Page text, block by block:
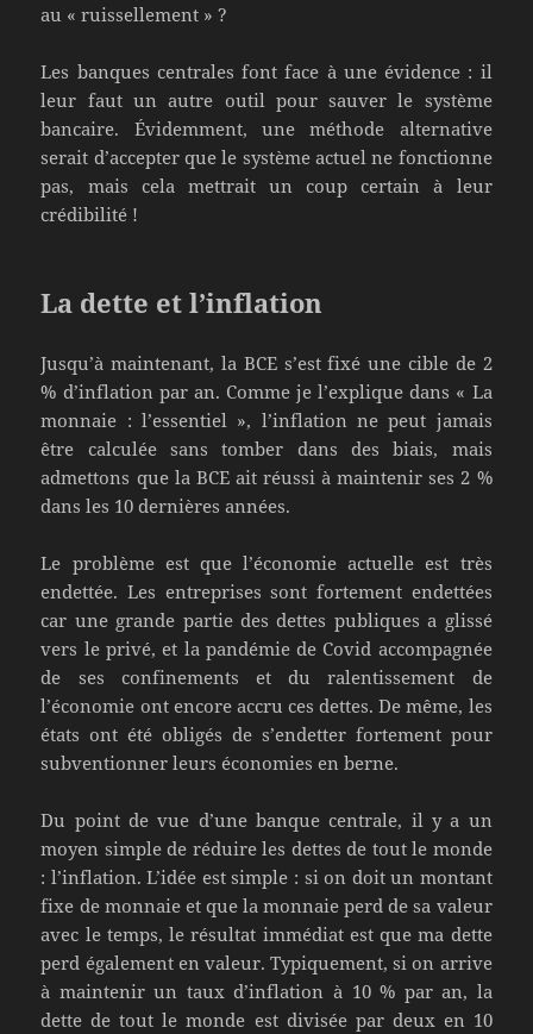
au « ruissellement » ?
Les banques centrales font face à une évidence : il
leur faut un autre outil pour sauver le système
bancaire. Évidemment, une méthode alternative
serait d’accepter que le système actuel ne fonctionne
pas, mais cela mettrait un coup certain à leur
crédibilité !
La dette et l’inflation
Jusqu’à maintenant, la BCE s’est fixé une cible de 2
% d’inflation par an. Comme je l’explique dans « La
monnaie : l’essentiel », l’inflation ne peut jamais
être calculée sans tomber dans des biais, mais
admettons que la BCE ait réussi à maintenir ses 2 %
dans les 10 dernières années.
Le problème est que l’économie actuelle est très
endettée. Les entreprises sont fortement endettées
car une grande partie des dettes publiques a glissé
vers le privé, et la pandémie de Covid accompagnée
de ses confinements et du ralentissement de
l’économie ont encore accru ces dettes. De même, les
états ont été obligés de s’endetter fortement pour
subventionner leurs économies en berne.
Du point de vue d’une banque centrale, il y a un
moyen simple de réduire les dettes de tout le monde
: l’inflation. L’idée est simple : si on doit un montant
fixe de monnaie et que la monnaie perd de sa valeur
avec le temps, le résultat immédiat est que ma dette
perd également en valeur. Typiquement, si on arrive
à maintenir un taux d’inflation à 10 % par an, la
dette de tout le monde est divisée par deux en 10